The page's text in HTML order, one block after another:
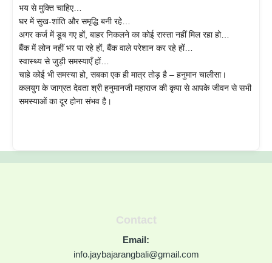
भय से मुक्ति चाहिए…
घर में सुख-शांति और समृद्धि बनी रहे…
अगर कर्ज में डूब गए हों, बाहर निकलने का कोई रास्ता नहीं मिल रहा हो…
बैंक में लोन नहीं भर पा रहे हों, बैंक वाले परेशान कर रहे हों…
स्वास्थ्य से जुड़ी समस्याएँ हों…
चाहे कोई भी समस्या हो, सबका एक ही मात्र तोड़ है – हनुमान चालीसा।
कलयुग के जाग्रत देवता श्री हनुमानजी महाराज की कृपा से आपके जीवन से सभी
समस्याओं का दूर होना संभव है।
Contact
Email:
info.jaybajarangbali@gmail.com